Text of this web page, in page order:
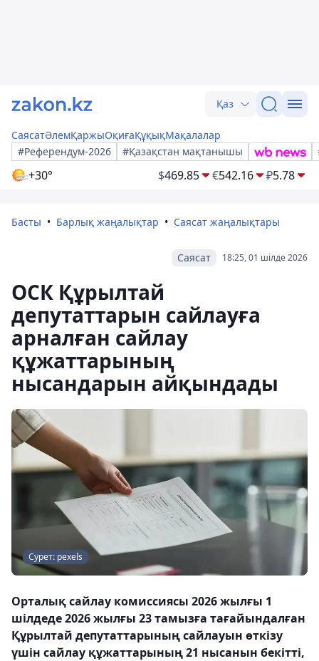
Қаз
СаясатӘлемҚаржыОқиғаҚұқықМақалалар
#Референдум-2026
#Қазақстан мақтанышы
+30° $469.85 €542.16 ₽5.78
Басты Барлық жаңалықтар Саясат жаңалықтары
18:25, 01 шілде 2026
Саясат
ОСК Құрылтай
депутаттарын сайлауға
арналған сайлау
құжаттарының
нысандарын айқындады
Сурет: pexels
Орталық сайлау комиссиясы 2026 жылғы 1
шілдеде 2026 жылғы 23 тамызға тағайындалған
Құрылтай депутаттарының сайлауын өткізу
үшін сайлау құжаттарының 21 нысанын бекітті,